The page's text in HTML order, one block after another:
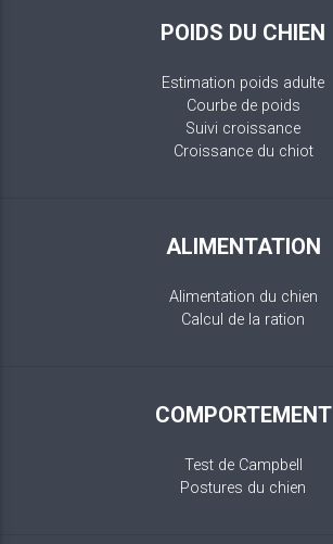
POIDS DU CHIEN
Estimation poids adulte
Courbe de poids
Suivi croissance
Croissance du chiot
ALIMENTATION
Alimentation du chien
Calcul de la ration
COMPORTEMENT
Test de Campbell
Postures du chien